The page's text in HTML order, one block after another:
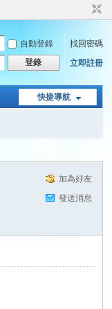
自動登錄
找回密碼
登錄 立即註冊
快捷導航
加為好友
發送消息